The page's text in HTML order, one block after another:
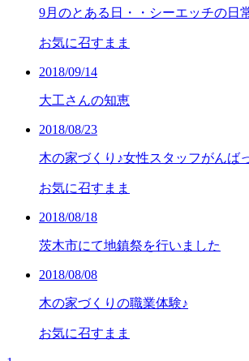
9月のとある日・・シーエッチの日
お気に召すまま
2018/09/14
大工さんの知恵
2018/08/23
木の家づくり♪女性スタッフがんば
お気に召すまま
2018/08/18
茨木市にて地鎮祭を行いました
2018/08/08
木の家づくりの職業体験♪
お気に召すまま